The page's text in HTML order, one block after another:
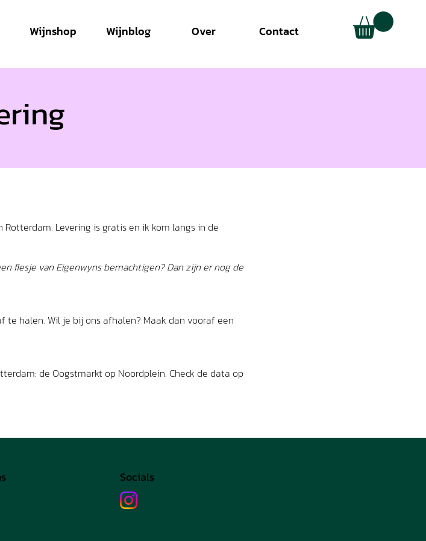
Wijnshop Wijnblog Over Contact
Levering is gratis en ik kom langs in de
flesje van Eigenwyns bemachtigen? Dan zijn er nog de
halen. Wil je bij ons afhalen? Maak dan vooraf een
de Oogstmarkt op Noordplein. Check de data op
Socials